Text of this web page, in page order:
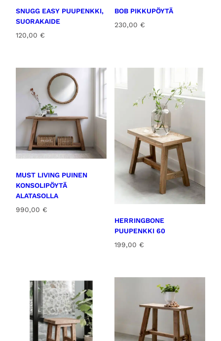
SNUGG EASY PUUPENKKI,
SUORAKAIDE
120,00 €
BOB PIKKUPÖYTÄ
230,00 €
MUST LIVING PUINEN
KONSOLIPÖYTÄ
ALATASOLLA
990,00 €
HERRINGBONE
PUUPENKKI 60
199,00 €